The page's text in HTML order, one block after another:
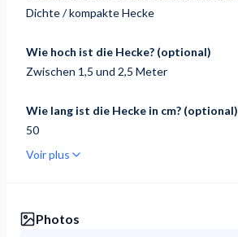
Dichte / kompakte Hecke
Wie hoch ist die Hecke? (optional)
Zwischen 1,5 und 2,5 Meter
Wie lang ist die Hecke in cm? (optional)
50
Voir plus
Photos